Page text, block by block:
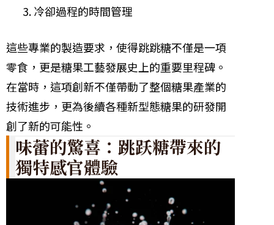
冷卻過程的時間管理
這些專業的製造要求，使得跳跳糖不僅是一項
零食，更是糖果工藝發展史上的重要里程碑。
在當時，這項創新不僅帶動了整個糖果產業的
技術進步，更為後續各種新型態糖果的研發開
創了新的可能性。
味蕾的驚喜：跳跃糖帶來的
獨特感官體驗